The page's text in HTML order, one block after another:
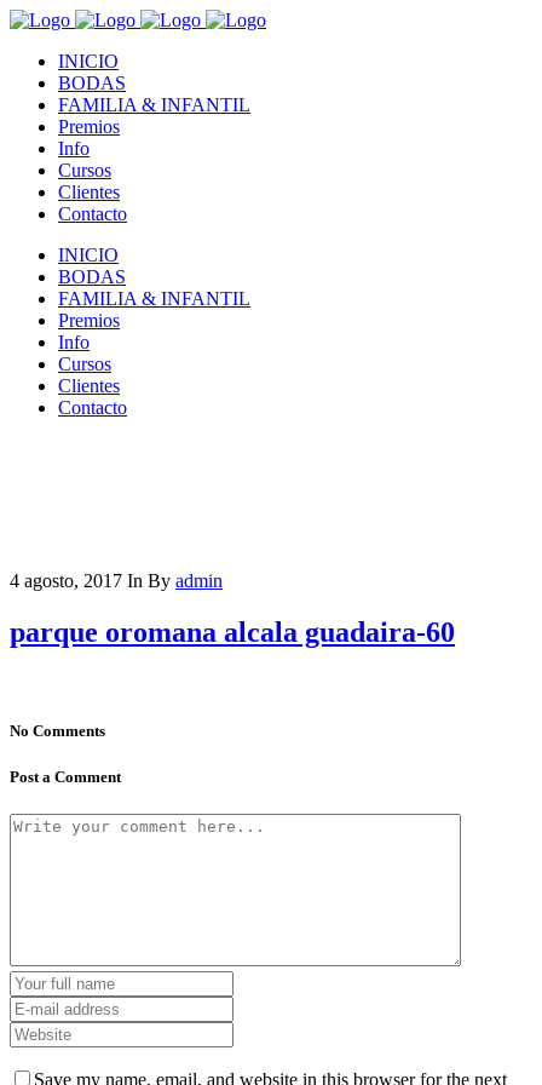
INICIO
BODAS
FAMILIA & INFANTIL
Premios
Info
Cursos
Clientes
Contacto
INICIO
BODAS
FAMILIA & INFANTIL
Premios
Info
Cursos
Clientes
Contacto
4 agosto, 2017 In By admin
parque oromana alcala guadaira-60
No Comments
Post a Comment
Save my name, email, and website in this browser for the next